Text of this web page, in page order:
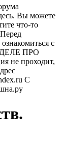
Вы можете
что-то
с
ПРО
не проходит,
С